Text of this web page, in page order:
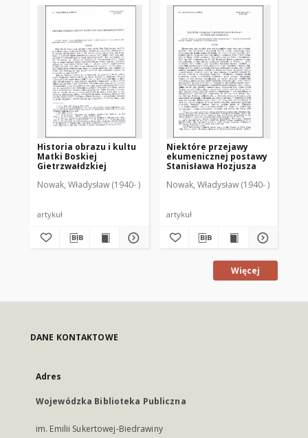
Historia obrazu i kultu
Matki Boskiej
Gietrzwałdzkiej
Nowak, Władysław (1940- )
artykuł
Niektóre przejawy
ekumenicznej postawy
Stanisława Hozjusza
Nowak, Władysław (1940- )
artykuł
Więcej
DANE KONTAKTOWE
Adres
Wojewódzka Biblioteka Publiczna
im. Emilii Sukertowej-Biedrawiny